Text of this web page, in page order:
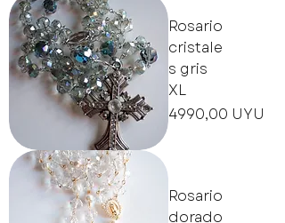
Rosario
cristale
s gris
XL
Precio
4990,00 UYU
Rosario
dorado